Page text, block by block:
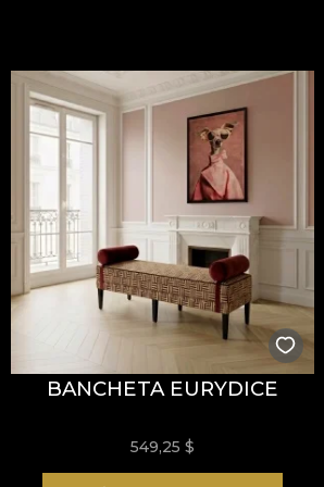
60.000 rubsla testul de
de inflamabilitate tip țigară.
stoarcere prin răsucire, fără
BANCHETA EURYDICE
549,25$